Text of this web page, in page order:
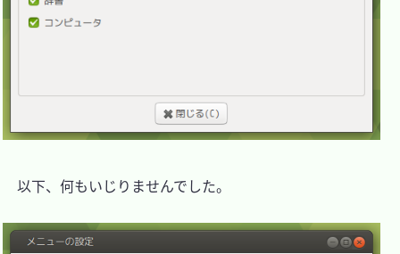
以下、何もいじりませんでした。